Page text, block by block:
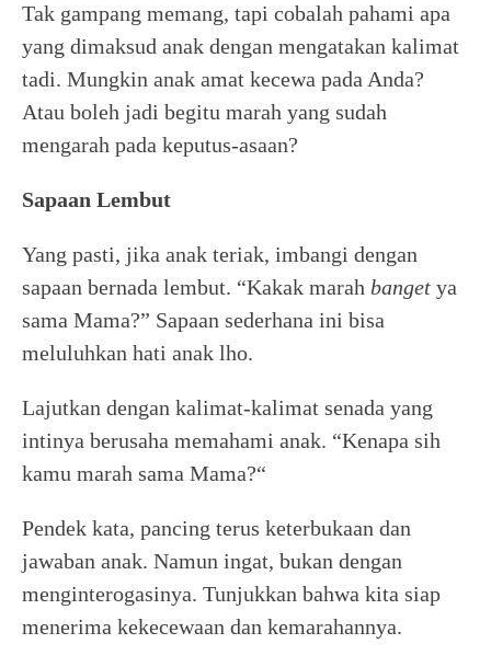
Tak gampang memang, tapi cobalah pahami apa
yang dimaksud anak dengan mengatakan kalimat
tadi. Mungkin anak amat kecewa pada Anda?
Atau boleh jadi begitu marah yang sudah
mengarah pada keputus-asaan?
Sapaan Lembut
Yang pasti, jika anak teriak, imbangi dengan
sapaan bernada lembut. “Kakak marah banget ya
sama Mama?” Sapaan sederhana ini bisa
meluluhkan hati anak lho.
Lajutkan dengan kalimat-kalimat senada yang
intinya berusaha memahami anak. “Kenapa sih
kamu marah sama Mama?“
Pendek kata, pancing terus keterbukaan dan
jawaban anak. Namun ingat, bukan dengan
menginterogasinya. Tunjukkan bahwa kita siap
menerima kekecewaan dan kemarahannya.